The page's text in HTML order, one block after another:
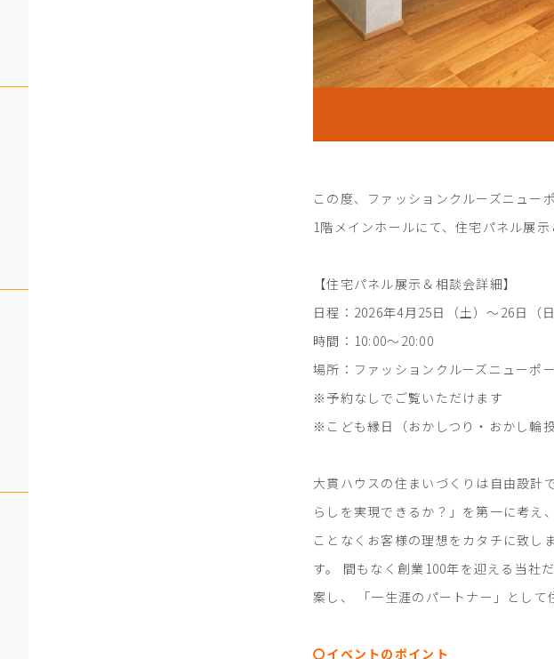
この度、ファッションクルーズニュー
1階メインホールにて、住宅パネル展
【住宅パネル展示＆相談会詳細】
日程：2026年4月25日（土）～26日（日
時間：10:00～20:00
場所：ファッションクルーズニューポ
※予約なしでご覧いただけます
※こども縁日（おかしつり・おかし輪
大貫ハウスの住まいづくりは自由設計
らしを実現できるか？」を第一に考え
ことなくお客様の理想をカタチに致し
す。 間もなく創業100年を迎える当社
案し、 「一生涯のパートナー」として
〇イベントのポイント